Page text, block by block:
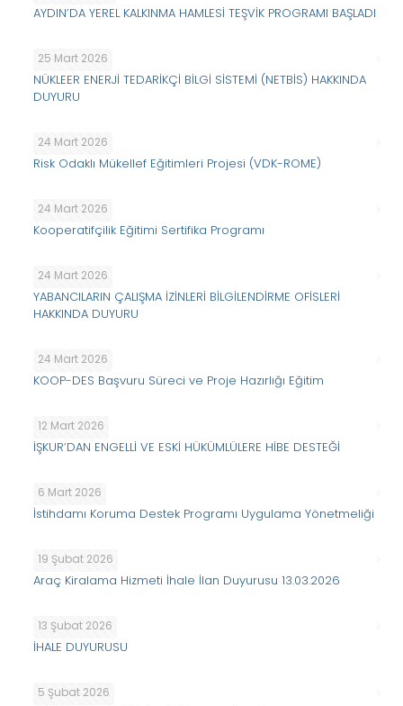
AYDIN’DA YEREL KALKINMA HAMLESİ TEŞVİK PROGRAMI BAŞLADI
25 Mart 2026
NÜKLEER ENERJİ TEDARİKÇİ BİLGİ SİSTEMİ (NETBİS) HAKKINDA
DUYURU
24 Mart 2026
Risk Odaklı Mükellef Eğitimleri Projesi (VDK-ROME)
24 Mart 2026
Kooperatifçilik Eğitimi Sertifika Programı
24 Mart 2026
YABANCILARIN ÇALIŞMA İZİNLERİ BİLGİLENDİRME OFİSLERİ
HAKKINDA DUYURU
24 Mart 2026
KOOP-DES Başvuru Süreci ve Proje Hazırlığı Eğitim
12 Mart 2026
İŞKUR’DAN ENGELLİ VE ESKİ HÜKÜMLÜLERE HİBE DESTEĞİ
6 Mart 2026
İstihdamı Koruma Destek Programı Uygulama Yönetmeliği
19 Şubat 2026
Araç Kiralama Hizmeti İhale İlan Duyurusu 13.03.2026
13 Şubat 2026
İHALE DUYURUSU
5 Şubat 2026